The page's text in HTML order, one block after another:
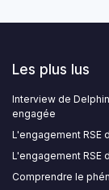
Les plus lus
Interview de
engagée
L'engagement RSE
L'engagement RSE
Comprendre le